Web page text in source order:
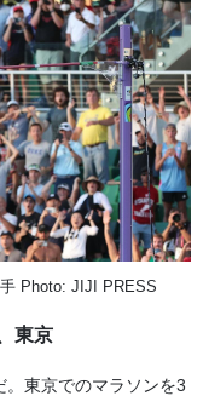
Photo: JIJI PRESS
東京
東京でのマラソンを3